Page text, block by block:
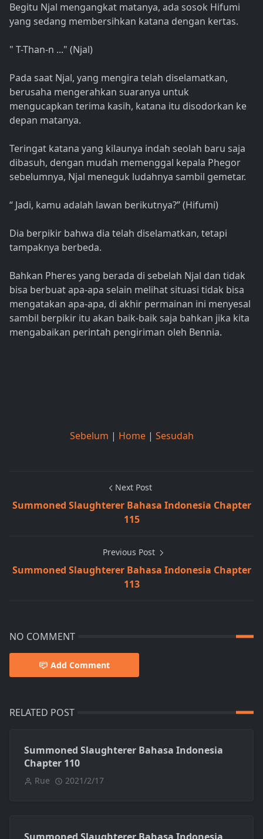
Begitu Njal mengangkat matanya, ada sosok Hifumi
yang sedang membersihkan katana dengan kertas.
" T-Than-n ..." (Njal)
Pada saat Njal, yang mengira telah diselamatkan,
berusaha mengerahkan suaranya untuk
mengucapkan terima kasih, katana itu disodorkan ke
depan matanya.
Teringat katana yang kilaunya indah seolah baru saja
dibasuh, dengan mudah memenggal kepala Phegor
sebelumnya, Njal meneguk ludahnya sambil gemetar.
“ Jadi, kamu adalah lawan berikutnya?” (Hifumi)
Dia berpikir bahwa dia telah diselamatkan, tetapi
tampaknya berbeda.
Bahkan Pheres yang berada di sebelah Njal dan tidak
bisa berbuat apa-apa selain melihat situasi tidak bisa
mengatakan apa-apa, di akhir permainan ini menyesal
sambil berpikir itu akan baik-baik saja bahkan jika kita
mengabaikan perintah pengiriman oleh Bennia.
Sebelum | Home | Sesudah
Next Post
Summoned Slaughterer Bahasa Indonesia Chapter
115
Previous Post
Summoned Slaughterer Bahasa Indonesia Chapter
113
NO COMMENT
Add Comment
RELATED POST
Summoned Slaughterer Bahasa Indonesia
Chapter 110
Rue 2021/2/17